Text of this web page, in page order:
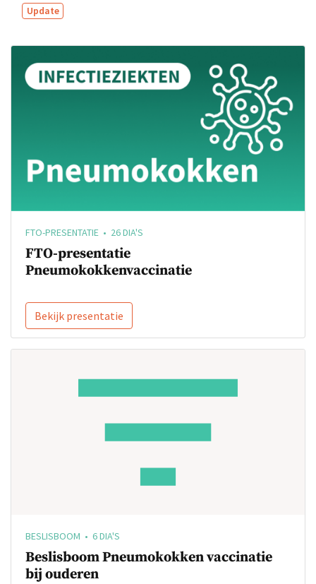
Update
FTO-PRESENTATIE • 26 DIA'S
FTO-presentatie
Pneumokokkenvaccinatie
Bekijk presentatie
BESLISBOOM • 6 DIA'S
Beslisboom Pneumokokken vaccinatie
bij ouderen